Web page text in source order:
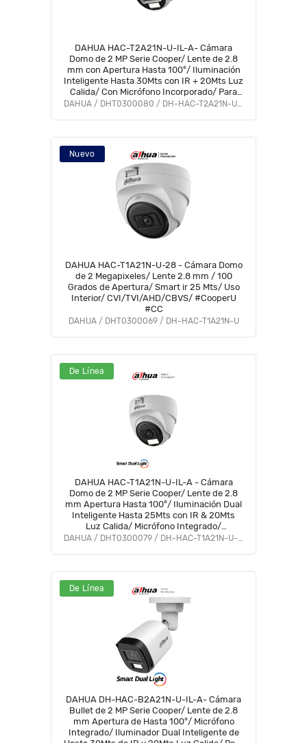
DAHUA HAC-T2A21N-U-IL-A- Cámara
Domo de 2 MP Serie Cooper/ Lente de 2.8
mm con Apertura Hasta 100°/ Iluminación
Inteligente Hasta 30Mts con IR + 20Mts Luz
Calida/ Con Micrófono Incorporado/ Para
Exterior IP67/ Metal #OD #CD #ACOO
DAHUA / DHT0300080 / DH-HAC-T2A21N-U-IL-A
Nuevo
DAHUA HAC-T1A21N-U-28 - Cámara Domo
de 2 Megapixeles/ Lente 2.8 mm / 100
Grados de Apertura/ Smart ir 25 Mts/ Uso
Interior/ CVI/TVI/AHD/CBVS/ #CooperU
#CC
DAHUA / DHT0300069 / DH-HAC-T1A21N-U
De Línea
DAHUA HAC-T1A21N-U-IL-A - Cámara
Domo de 2 MP Serie Cooper/ Lente de 2.8
mm Apertura Hasta 100°/ Iluminación Dual
Inteligente Hasta 25Mts con IR & 20Mts
Luz Calida/ Micrófono Integrado/
Policarbonato/ #LoNuevo #OD #CD
DAHUA / DHT0300079 / DH-HAC-T1A21N-U-IL-A
De Línea
DAHUA DH-HAC-B2A21N-U-IL-A- Cámara
Bullet de 2 MP Serie Cooper/ Lente de 2.8
mm Apertura de Hasta 100°/ Micrófono
Integrado/ Iluminador Dual Inteligente de